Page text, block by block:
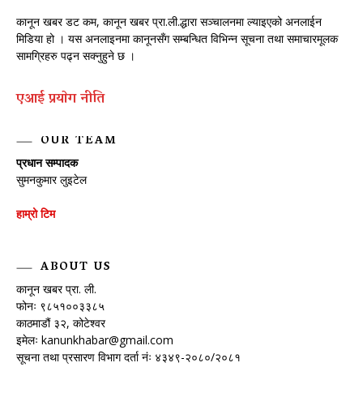
कानून खबर डट कम, कानून खबर प्रा.ली.द्धारा सञ्चालनमा ल्याइएको अनलाईन
मिडिया हो । यस अनलाइनमा कानूनसँग सम्बन्धित विभिन्न सूचना तथा समाचारमूलक
सामग्रिहरु पढ्न सक्नुहुने छ ।
एआई प्रयाेग नीति
OUR TEAM
प्रधान सम्पादक
सुमनकुमार लुइटेल
हाम्रो टिम
ABOUT US
कानून खबर प्रा. ली.
फोनः ९८५१००३३८५
काठमाडौं ३२, कोटेश्वर
इमेलः kanunkhabar@gmail.com
सूचना तथा प्रसारण विभाग दर्ता नंः ४३४९-२०८०/२०८१